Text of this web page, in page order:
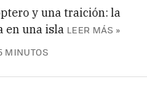
y una traición: la
en una isla LEER MÁS »
MINUTOS